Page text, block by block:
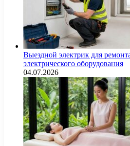
Выездной электрик для
электрического оборудования
04.07.2026